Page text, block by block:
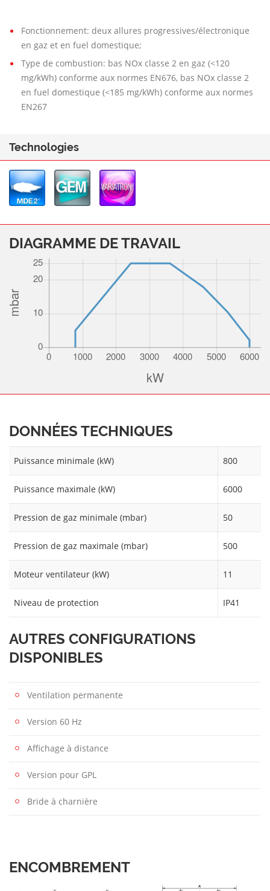
Fonctionnement: deux allures progressives/électronique
en gaz et en fuel domestique;
Type de combustion: bas NOx classe 2 en gaz (<120
mg/kWh) conforme aux normes EN676, bas NOx classe 2
en fuel domestique (<185 mg/kWh) conforme aux normes
EN267
Technologies
DIAGRAMME DE TRAVAIL
DONNÉES TECHNIQUES
Puissance minimale (kW) 800
Puissance maximale (kW) 6000
Pression de gaz minimale (mbar) 50
Pression de gaz maximale (mbar) 500
Moteur ventilateur (kW) 11
Niveau de protection IP41
AUTRES CONFIGURATIONS
DISPONIBLES
Ventilation permanente
Version 60 Hz
Affichage à distance
Version pour GPL
Bride à charnière
ENCOMBREMENT